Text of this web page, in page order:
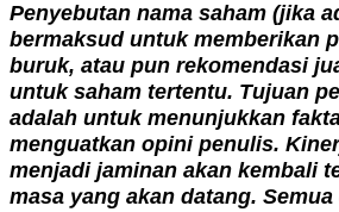
Penyebutan nama saham (jika
bermaksud untuk memberikan
buruk, atau pun rekomendasi
untuk saham tertentu. Tujuan
adalah untuk menunjukkan
menguatkan opini penulis.
menjadi jaminan akan kembali
masa yang akan datang.